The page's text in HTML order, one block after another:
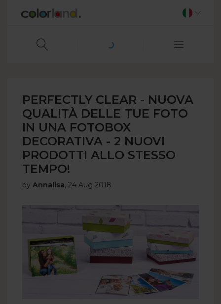
PERFECTLY CLEAR - NUOVA
QUALITÀ DELLE TUE FOTO
IN UNA FOTOBOX
DECORATIVA - 2 NUOVI
PRODOTTI ALLO STESSO
TEMPO!
by Annalisa, 24 Aug 2018